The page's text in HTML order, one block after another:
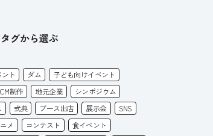
タグから選ぶ
ト ダム
子ども向けイベント
CM制作 地元企業
シンポジウム
式典 ブース出店 展示会
SNS
メ コンテスト
食イベント